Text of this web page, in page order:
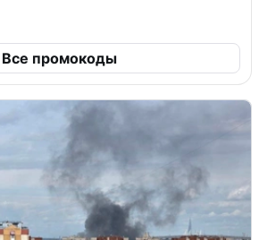
Все промокоды